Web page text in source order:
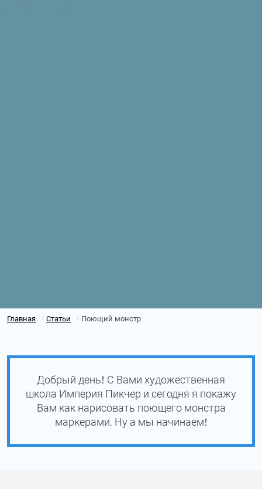
Главная / Статьи / Поющий монстр
Добрый день! С Вами художественная
школа Империя Пикчер и сегодня я покажу
Вам как нарисовать поющего монстра
маркерами. Ну а мы начинаем!